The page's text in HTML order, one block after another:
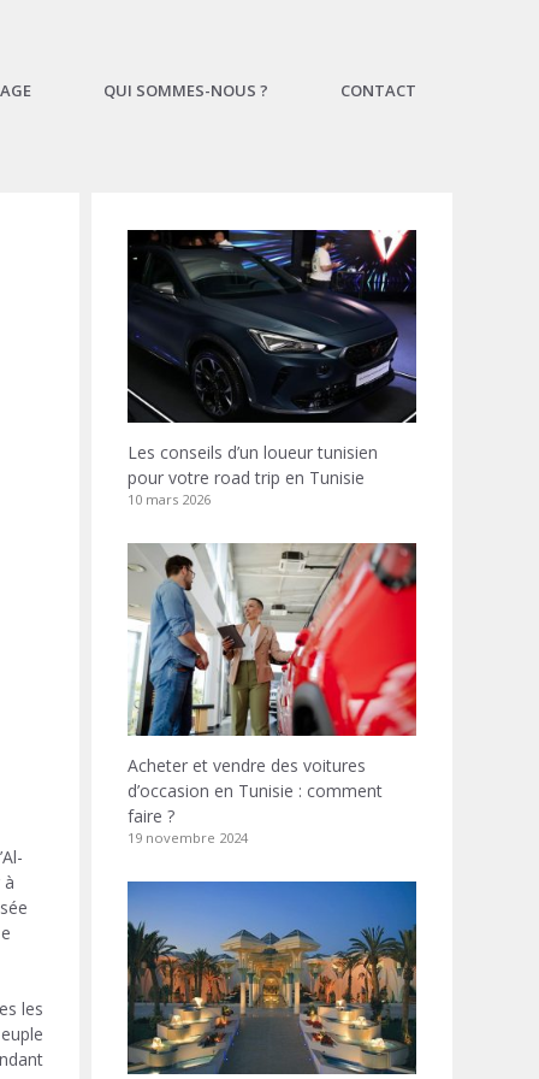
QUI SOMMES-NOUS ? CONTACT
à
les
.
Les conseils d’un loueur tunisien
pour votre road trip en Tunisie
10 mars 2026
Acheter et vendre des voitures
d’occasion en Tunisie : comment
faire ?
19 novembre 2024